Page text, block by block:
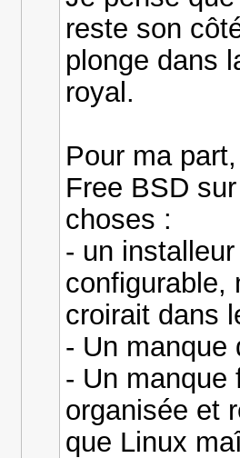
reste son
plonge dans
royal.
Pour ma
Free BSD
choses :
- un
configurable,
croirait dans
- Un manque
- Un manque
organisée et
que Linux